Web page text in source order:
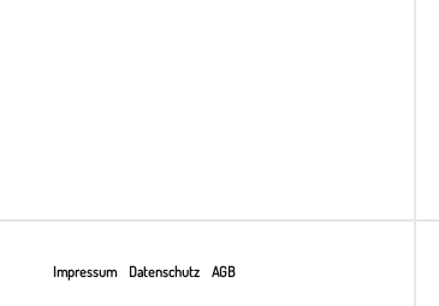
Impressum Datenschutz AGB